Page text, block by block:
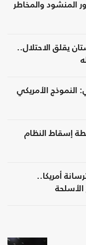
المنشود والمخاطر
يقلق الاحتلال..
النموذج الأمريكي
إسقاط النظام
أمريكا..
الأسلحة